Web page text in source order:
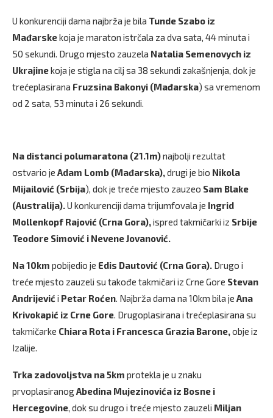
U konkurenciji dama najbrža je bila Tunde Szabo iz
Mađarskekoja je maraton istrčala za dva sata, 44 minuta i
50 sekundi. Drugo mjesto zauzela Natalia Semenovych iz
Ukrajinekoja je stigla na cilj sa 38 sekundi zakašnjenja, dok je
trećeplasirana Fruzsina Bakonyi (Mađarska) sa vremenom
od 2 sata, 53 minuta i 26 sekundi.
Na distanci polumaratona (21.1m)najbolji rezultat
ostvario je Adam Lomb (Mađarska),drugi je bio Nikola
Mijailović (Srbija), dok je treće mjesto zauzeo Sam Blake
(Australija).U konkurenciji dama trijumfovala je Ingrid
Mollenkopf Rajović (Crna Gora),ispred takmičarki iz Srbije
Teodore Simović i Nevene Jovanović.
Na 10km pobijedio je Edis Dautović (Crna Gora). Drugo i
treće mjesto zauzeli su takođe takmičari iz Crne Gore Stevan
Andrijević i Petar Roćen. Najbrža dama na 10km bila je Ana
Krivokapić iz Crne Gore. Drugoplasirana i trećeplasirana su
takmičarke Chiara Rota i Francesca Grazia Barone,obje iz
Izalije.
Trka zadovoljstva na 5km protekla je u znaku
prvoplasiranogAbedina Mujezinovića iz Bosne i
Hercegovine, dok su drugo i treće mjesto zauzeli Miljan